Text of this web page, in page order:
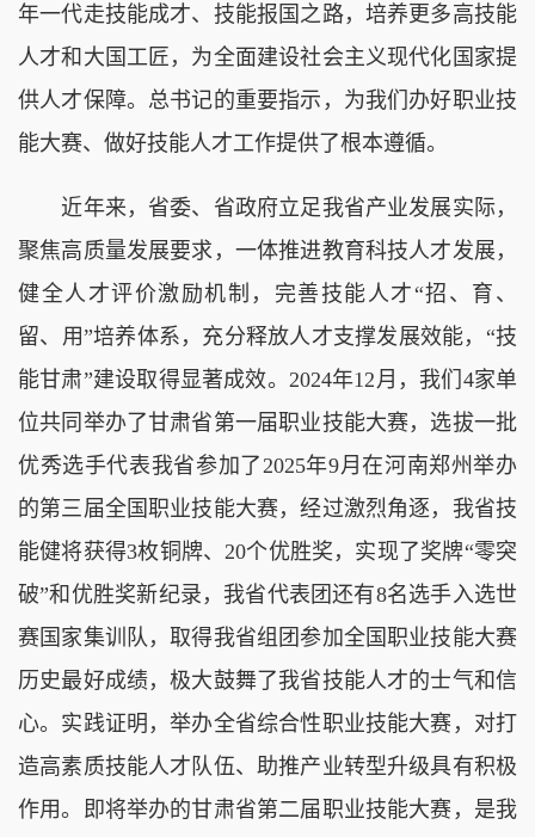
年一代走技能成才、技能报国之路，培养更多高技能
人才和大国工匠，为全面建设社会主义现代化国家提
供人才保障。总书记的重要指示，为我们办好职业技
能大赛、做好技能人才工作提供了根本遵循。
近年来，省委、省政府立足我省产业发展实际，
聚焦高质量发展要求，一体推进教育科技人才发展，
健全人才评价激励机制，完善技能人才“招、育、
留、用”培养体系，充分释放人才支撑发展效能，“技
能甘肃”建设取得显著成效。2024年12月，我们4家单
位共同举办了甘肃省第一届职业技能大赛，选拔一批
优秀选手代表我省参加了2025年9月在河南郑州举办
的第三届全国职业技能大赛，经过激烈角逐，我省技
能健将获得3枚铜牌、20个优胜奖，实现了奖牌“零突
破”和优胜奖新纪录，我省代表团还有8名选手入选世
赛国家集训队，取得我省组团参加全国职业技能大赛
历史最好成绩，极大鼓舞了我省技能人才的士气和信
心。实践证明，举办全省综合性职业技能大赛，对打
造高素质技能人才队伍、助推产业转型升级具有积极
作用。即将举办的甘肃省第二届职业技能大赛，是我